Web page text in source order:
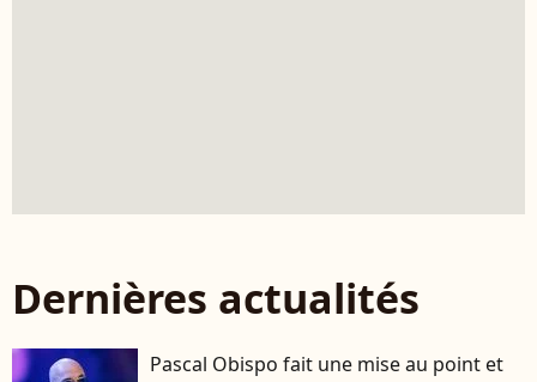
Dernières actualités
Pascal Obispo fait une mise au point et